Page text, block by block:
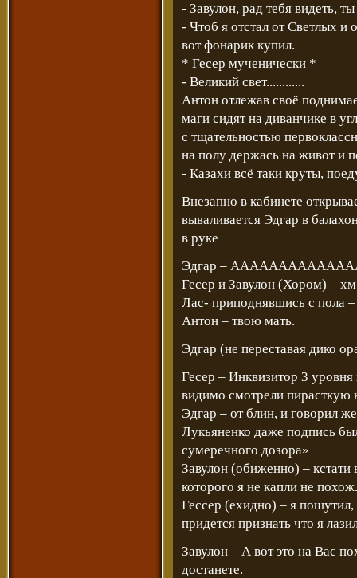
- Завулон, рад тебя видеть,
- Чтоб я отстал от Светлых
вот фонарик купил.
* Гесер мученически *
- Великий свет............
Антон отлежав своё
маги сидят на диванчике в
с тщательностью
на полу держась на живот и
- Казахи всё таки круты,
Внезапно в кабинете
вываливается Эдгар в
в руке
Эдгар –
Гесер и Завулон (Хором) – хм
Лас- приподнявшись с
Антон – твою мать.
Эдгар (не переставая дико
Гесер – Инквизитор 3 уровня
видимо смотрели пирасткую
Эдгар – от блин, и говорил
Лукьяненко даже подпись
сумеречного дозора»
Завулон (обиженно) –
которого я не капли не похож.
Гессер (ехидно) – я
придется признать что я
Завулон – А вот это на Вас
достанете.